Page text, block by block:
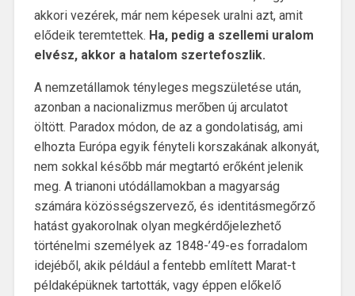
akkori vezérek, már nem képesek uralni azt, amit
elődeik teremtettek. Ha, pedig a szellemi uralom
elvész, akkor a hatalom szertefoszlik.
A nemzetállamok tényleges megszületése után,
azonban a nacionalizmus merőben új arculatot
öltött. Paradox módon, de az a gondolatiság, ami
elhozta Európa egyik fényteli korszakának alkonyát,
nem sokkal később már megtartó erőként jelenik
meg. A trianoni utódállamokban a magyarság
számára közösségszervező, és identitásmegőrző
hatást gyakorolnak olyan megkérdőjelezhető
történelmi személyek az 1848-’49-es forradalom
idejéből, akik például a fentebb említett Marat-t
példaképüknek tartották, vagy éppen előkelő